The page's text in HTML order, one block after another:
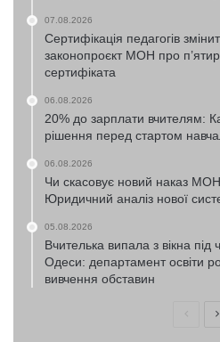
07.08.2026
Сертифікація педагогів
законопроєкт МОН про
сертифіката
06.08.2026
20% до зарплати вчителям:
рішення перед стартом
06.08.2026
Чи скасовує новий наказ МОН
Юридичний аналіз нової
05.08.2026
Вчителька випала з вікна під
Одеси: департамент освіти
вивчення обставин